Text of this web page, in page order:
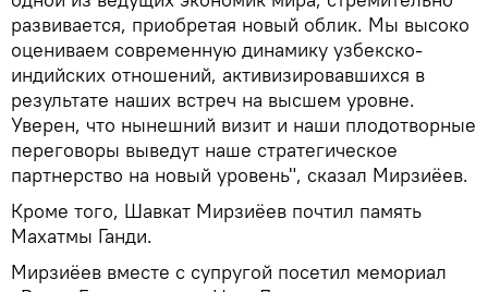
развивается, приобретая новый облик. Мы высоко
оцениваем современную динамику узбекско-
индийских отношений, активизировавшихся в
результате наших встреч на высшем уровне.
Уверен, что нынешний визит и наши плодотворные
переговоры выведут наше стратегическое
партнерство на новый уровень", сказал Мирзиёев.
Кроме того, Шавкат Мирзиёев почтил память
Махатмы Ганди.
Мирзиёев вместе с супругой посетил мемориал